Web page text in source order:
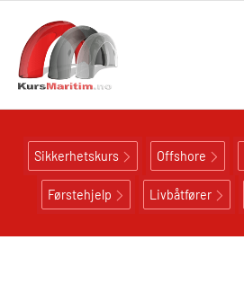
Sikkerhetskurs Offshore
Førstehjelp Livbåtfører